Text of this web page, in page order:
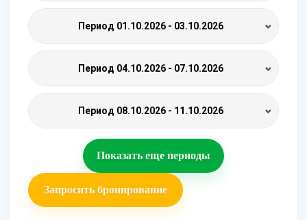
Период 01.10.2026 - 03.10.2026
Период 04.10.2026 - 07.10.2026
Период 08.10.2026 - 11.10.2026
Показать еще периоды
Запросить бронирование